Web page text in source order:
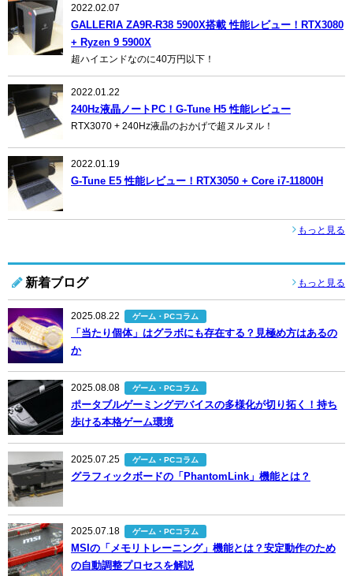
2022.02.07
GALLERIA ZA9R-R38 5900X搭載 性能レビュー！RTX3080
+ Ryzen 9 5900X
超ハイエンドなのに40万円以下！
2022.01.22
240Hz液晶ノートPC！G-Tune H5 性能レビュー
RTX3070 + 240Hz液晶のおかげで超ヌルヌル！
2022.01.19
G-Tune E5 性能レビュー！RTX3050 + Core i7-11800H
もっと見る
新着ブログ もっと見る
2025.08.22 ゲーム・PCコラム
「当たり個体」はグラボにも存在する？見極め方はあるの
か
2025.08.08 ゲーム・PCコラム
ポータブルゲーミングデバイスの多様化が切り拓く！持ち
歩ける本格ゲーム環境
2025.07.25 ゲーム・PCコラム
グラフィックボードの「PhantomLink」機能とは？
2025.07.18 ゲーム・PCコラム
MSIの「メモリトレーニング」機能とは？安定動作のため
の自動調整プロセスを解説